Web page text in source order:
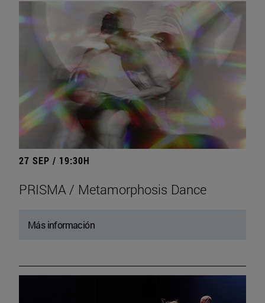
27 SEP / 19:30H
PRISMA / Metamorphosis Dance
Más información